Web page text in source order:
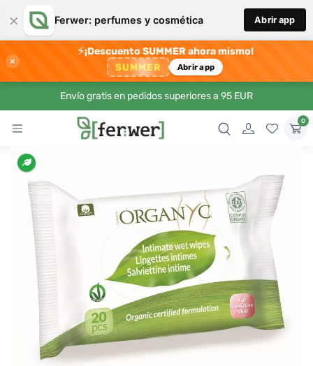
× Ferwer: perfumes y cosmética Abrir app
×
⚡¡Descuento SUMMER ahora mismo!
SUMMER Abrir app
Envío gratis en pedidos superiores a 95 EUR
0